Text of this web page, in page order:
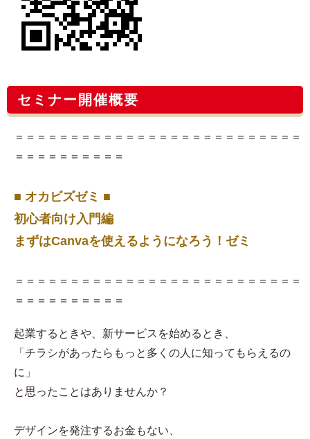
セミナー開催概要
＝＝＝＝＝＝＝＝＝＝＝＝＝＝＝＝＝＝＝＝＝＝＝＝＝＝
＝＝＝＝＝＝＝＝＝＝
■ オカビズゼミ ■
初心者向け入門編
まずはCanvaを使えるようになろう！ゼミ
＝＝＝＝＝＝＝＝＝＝＝＝＝＝＝＝＝＝＝＝＝＝＝＝＝＝
＝＝＝＝＝＝＝＝＝＝
起業するときや、新サービスを始めるとき、
「チラシがあったらもっと多くの人に知ってもらえるの
に」
と思ったことはありませんか？
デザインを発注するお金もない、